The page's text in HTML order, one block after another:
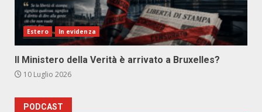
Estero In evidenza
Il Ministero della Verità è arrivato a Bruxelles?
10 Luglio 2026
PODCAST